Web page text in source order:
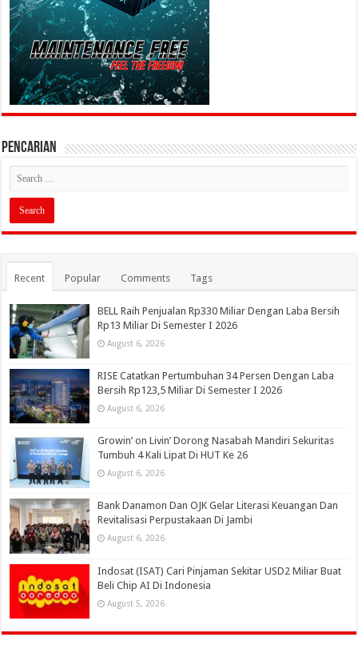
PENCARIAN
Recent Popular Comments Tags
BELL Raih Penjualan Rp330 Miliar Dengan Laba Bersih
Rp13 Miliar Di Semester I 2026
August 6, 2026
RISE Catatkan Pertumbuhan 34 Persen Dengan Laba
Bersih Rp123,5 Miliar Di Semester I 2026
August 6, 2026
Growin’ on Livin’ Dorong Nasabah Mandiri Sekuritas
Tumbuh 4 Kali Lipat Di HUT Ke 26
August 6, 2026
Bank Danamon Dan OJK Gelar Literasi Keuangan Dan
Revitalisasi Perpustakaan Di Jambi
August 6, 2026
Indosat (ISAT) Cari Pinjaman Sekitar USD2 Miliar Buat
Beli Chip AI Di Indonesia
August 5, 2026